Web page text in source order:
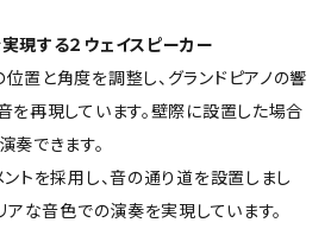
現する２ウェイスピーカー
置と角度を調整し、グランドピアノの響
を再現しています。壁際に設置した場合
奏できます。
ントを採用し、音の通り道を設置しまし
アな音色での演奏を実現しています。